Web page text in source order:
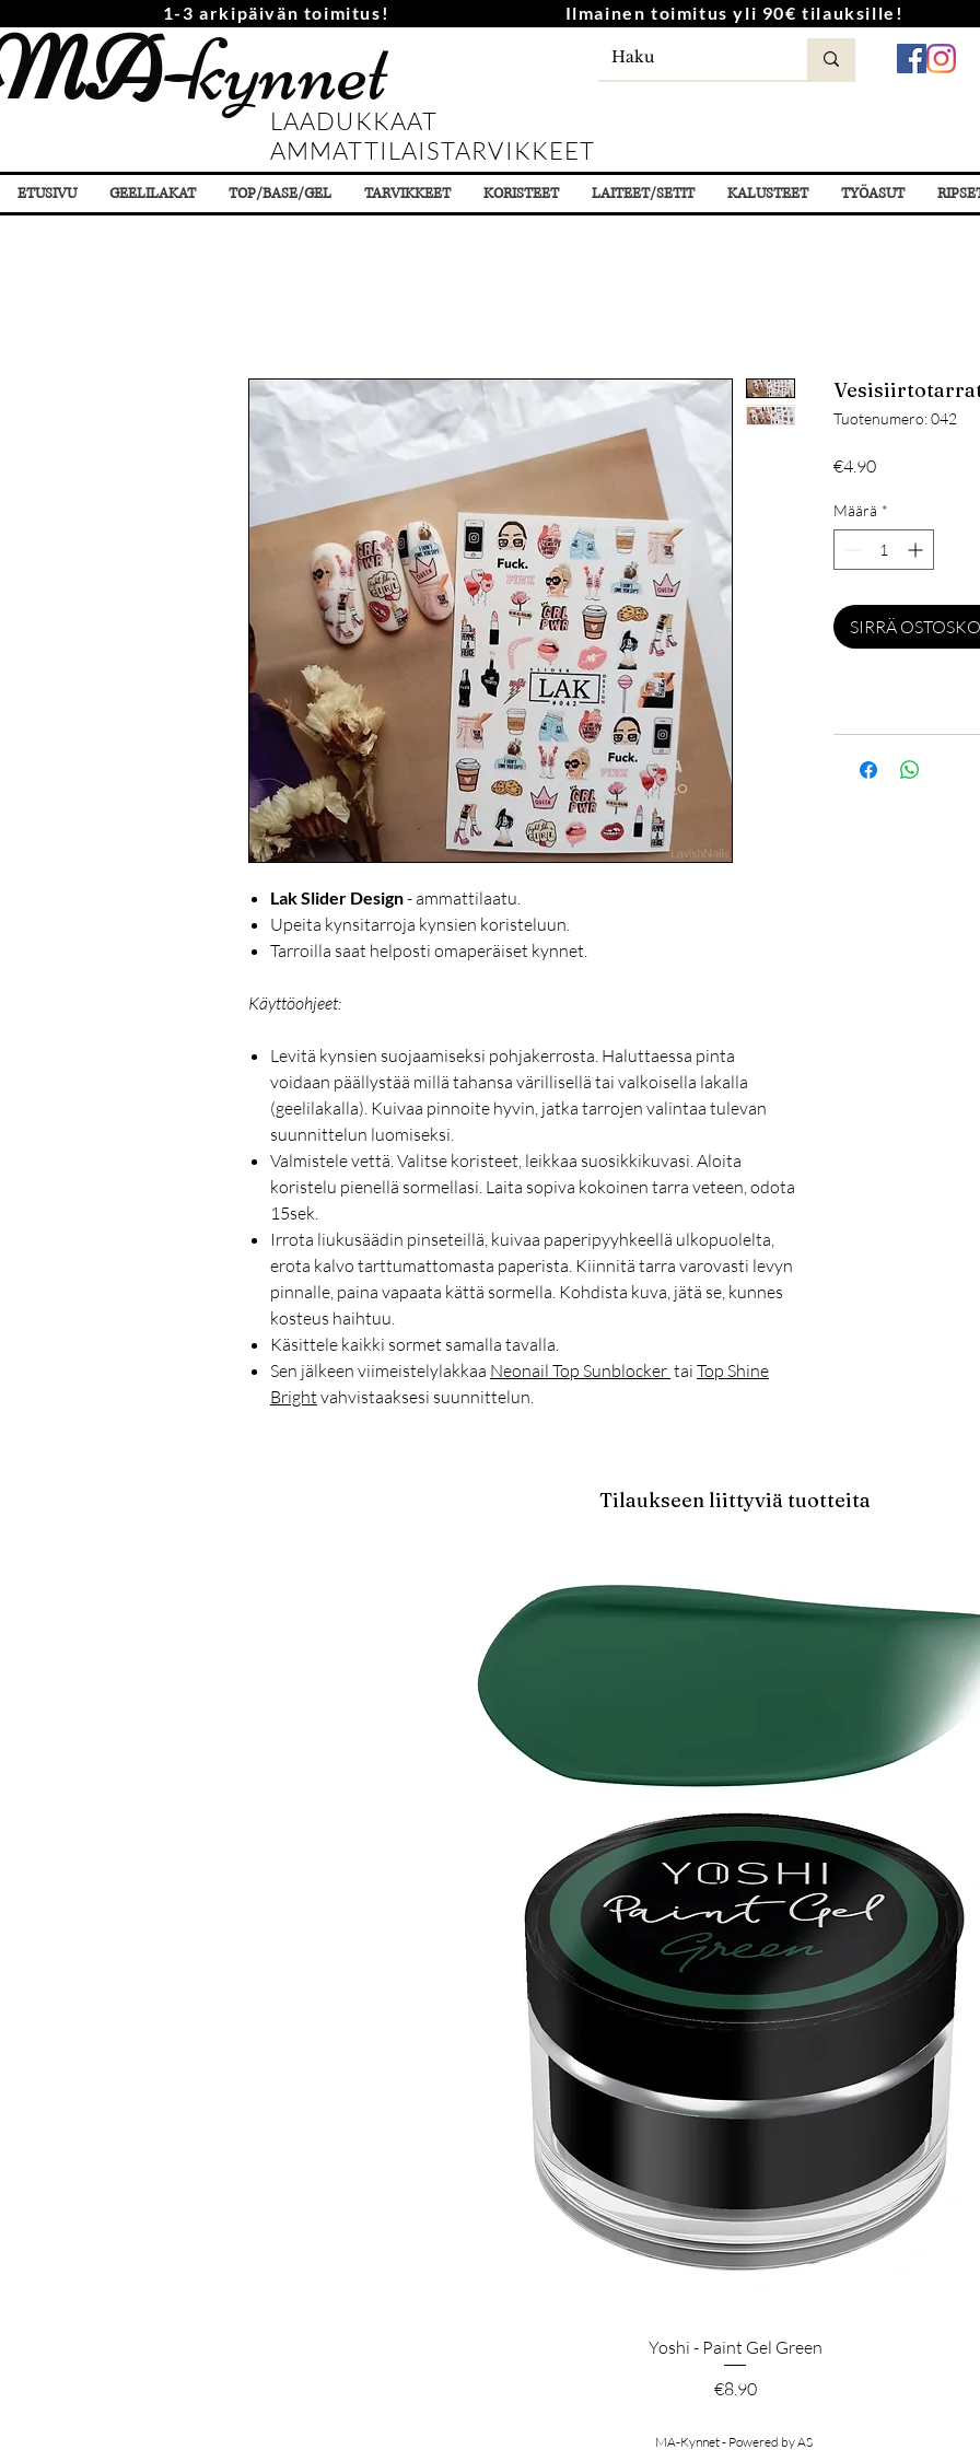
1-3 arkipäivän toimitus! Ilmainen toimitus yli 90€ tilauksille!
kynnet
LAADUKKAAT
AMMATTILAISTARVIKKEET
ETUSIVU GEELILAKAT TOP/BASE/GEL TARVIKKEET KORISTEET LAITEET/SETIT KALUSTEET TYÖASUT
Lak Slider Design- ammattilaatu.
Upeita kynsitarroja kynsien koristeluun.
Tarroilla saat helposti omaperäiset kynnet.
Käyttöohjeet:
Levitä kynsien suojaamiseksi pohjakerrosta. Haluttaessa pinta
voidaan päällystää millä tahansa värillisellä tai valkoisella lakalla
(geelilakalla). Kuivaa pinnoite hyvin, jatka tarrojen valintaa tulevan
suunnittelun luomiseksi.
Valmistele vettä. Valitse koristeet, leikkaa suosikkikuvasi. Aloita
koristelu pienellä sormellasi. Laita sopiva kokoinen tarra veteen, odota
15sek.
Irrota liukusäädin pinseteillä, kuivaa paperipyyhkeellä ulkopuolelta,
erota kalvo tarttumattomasta paperista. Kiinnitä tarra varovasti levyn
pinnalle, paina vapaata kättä sormella. Kohdista kuva, jätä se, kunnes
kosteus haihtuu.
Käsittele kaikki sormet samalla tavalla.
Sen jälkeen viimeistelylakkaa Neonail Top Sunblocker tai Top Shine
Bright vahvistaaksesi suunnittelun.
Tuotenumero: 042
€4.90Hinta
Määrä *
SIRRÄ
Tilaukseen liittyviä tuotteita
Pikakatselu
Yoshi - Paint Gel Green
Hinta
€8.90
MA-Kynnet - Powered by AS